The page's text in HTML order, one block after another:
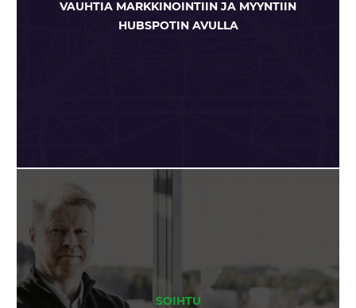
VAUHTIA MARKKINOINTIIN JA MYYNTIIN
HUBSPOTIN AVULLA
SOIHTU